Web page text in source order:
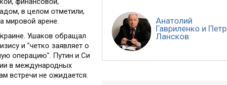
в целом отметили,
мировой арене.
Ушаков обращал
и "четко заявляет о
операцию". Путин и Си
в международных
встречи не ожидается.
Анатолий
Гавриленко и Петр
Лансков